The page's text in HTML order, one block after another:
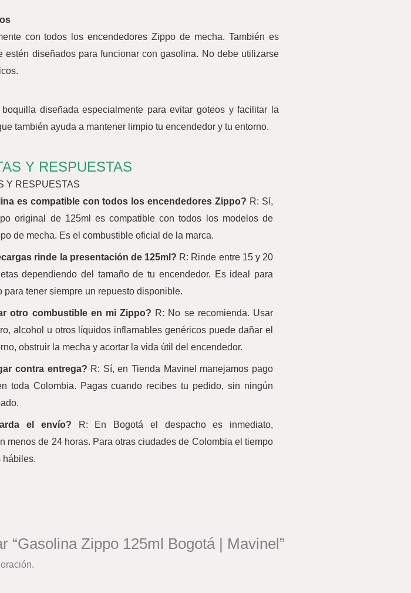
con todos los encendedores Zippo de mecha. También es
diseñados para funcionar con gasolina. No debe utilizarse
diseñada especialmente para evitar goteos y facilitar la
también ayuda a mantener limpio tu encendedor y tu entorno.
Y RESPUESTAS
Y RESPUESTAS
es compatible con todos los encendedores Zippo? R: Sí,
original de 125ml es compatible con todos los modelos de
de mecha. Es el combustible oficial de la marca.
rinde la presentación de 125ml? R: Rinde entre 15 y 20
dependiendo del tamaño de tu encendedor. Es ideal para
para tener siempre un repuesto disponible.
otro combustible en mi Zippo? R: No se recomienda. Usar
alcohol u otros líquidos inflamables genéricos puede dañar el
obstruir la mecha y acortar la vida útil del encendedor.
contra entrega? R: Sí, en Tienda Mavinel manejamos pago
toda Colombia. Pagas cuando recibes tu pedido, sin ningún
el envío? R: En Bogotá el despacho es inmediato,
menos de 24 horas. Para otras ciudades de Colombia el tiempo
hábiles.
“Gasolina Zippo 125ml Bogotá | Mavinel”